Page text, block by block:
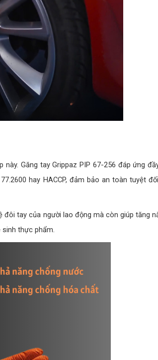
Găng tay Grippaz PIP 67-256 đáp ứng
hay HACCP, đảm bảo an toàn tuyệt
tay của người lao động mà còn giúp tăng
thực phẩm.